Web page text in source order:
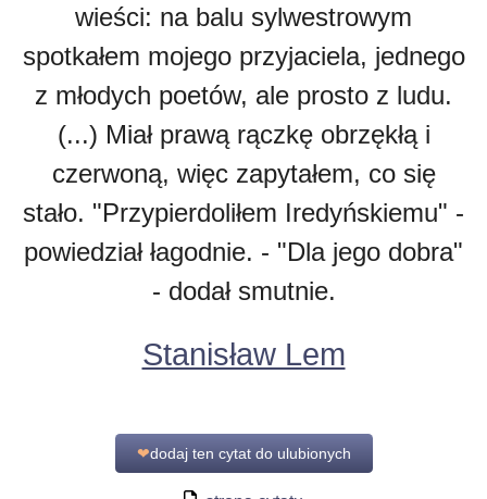
wieści: na balu sylwestrowym
spotkałem mojego przyjaciela, jednego
z młodych poetów, ale prosto z ludu.
(...) Miał prawą rączkę obrzękłą i
czerwoną, więc zapytałem, co się
stało. "Przypierdoliłem Iredyńskiemu" -
powiedział łagodnie. - "Dla jego dobra"
- dodał smutnie.
Stanisław Lem
❤dodaj ten cytat do ulubionych